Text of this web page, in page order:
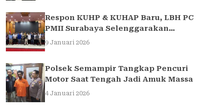
Respon KUHP & KUHAP Baru, LBH PC
PMII Surabaya Selenggarakan
Sarasehan Hukum
9 Januari 2026
Polsek Semampir Tangkap Pencuri
Motor Saat Tengah Jadi Amuk Massa
4 Januari 2026